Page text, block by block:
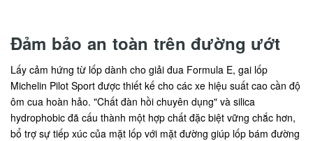
Đảm bảo an toàn trên đường ướt
Lấy cảm hứng từ lốp dành cho giải đua Formula E, gai lốp
Michelin Pilot Sport được thiết kế cho các xe hiệu suất cao cần độ
ôm cua hoàn hảo. "Chất đàn hồi chuyên dụng" và silica
hydrophobic đã cấu thành một hợp chất đặc biệt vững chắc hơn,
bổ trợ sự tiếp xúc của mặt lốp với mặt đường giúp lốp bám đường